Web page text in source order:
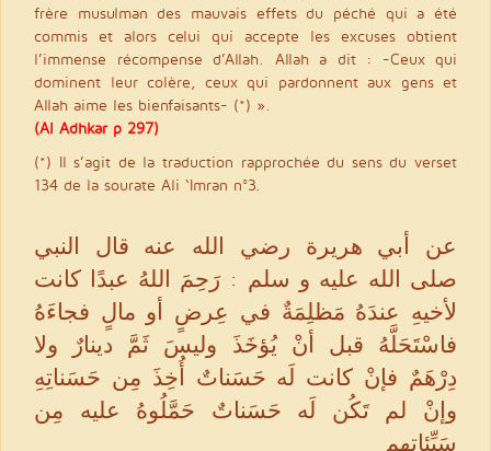
frère musulman des mauvais effets du péché qui a été
commis et alors celui qui accepte les excuses obtient
l’immense récompense d’Allah. Allah a dit : -Ceux qui
dominent leur colère, ceux qui pardonnent aux gens et
Allah aime les bienfaisants- (*) ».
(Al Adhkar p 297)
(*) Il s’agit de la traduction rapprochée du sens du verset
134 de la sourate Ali ‘Imran n°3.
عن أبي هريرة رضي الله عنه قال النبي
صلى الله عليه و سلم : رَحِمَ اللهُ عبدًا كانت
لأخيهِ عندَهُ مَظلِمَةٌ في عِرضٍ أو مالٍ فجاءَهُ
فاسْتَحَلَّهُ قبل أنْ يُؤخَذَ وليسَ ثَمَّ دينارٌ ولا
دِرْهَمٌ فإنْ كانت لَه حَسَناتٌ أُخِذَ مِن حَسَناتِهِ
وإنْ لم تَكُن لَه حَسَناتٌ حَمَّلُوهُ عليه مِن
سَيِّئاتِهِم